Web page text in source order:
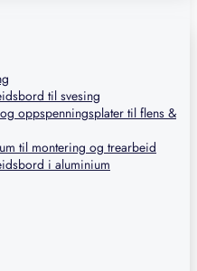
til svesing
oppspenningsplater til flens &
til montering og trearbeid
i aluminium